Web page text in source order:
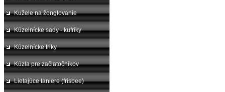
Kužele na žonglovanie
Kúzelnícke sady - kufríky
Kúzelnícke triky
Kúzla pre začiatočníkov
Lietajúce taniere (frisbee)